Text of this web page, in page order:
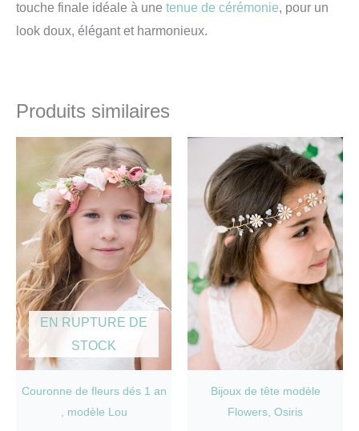
touche finale idéale à une tenue de cérémonie, pour un
look doux, élégant et harmonieux.
Produits similaires
EN RUPTURE DE
STOCK
Couronne de fleurs dés 1 an
, modèle Lou
Bijoux de tête modèle
Flowers, Osiris